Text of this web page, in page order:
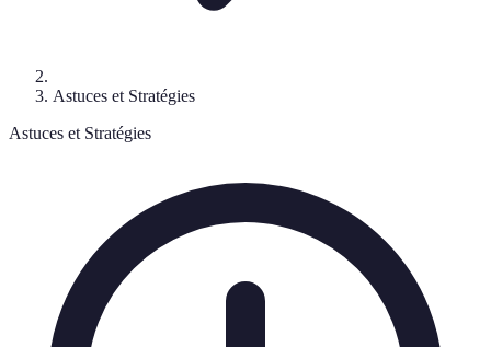
Astuces et Stratégies
Astuces et Stratégies